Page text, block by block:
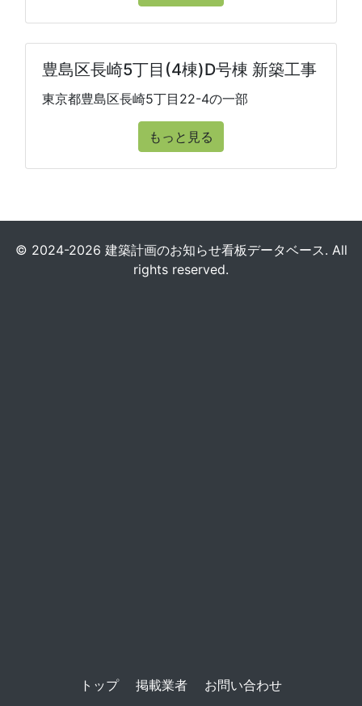
豊島区長崎5丁目(4棟)D号棟 新築工事
東京都豊島区長崎5丁目22-4の一部
もっと見る
© 2024-2026 建築計画のお知らせ看板データベース. All
rights reserved.
トップ 掲載業者 お問い合わせ